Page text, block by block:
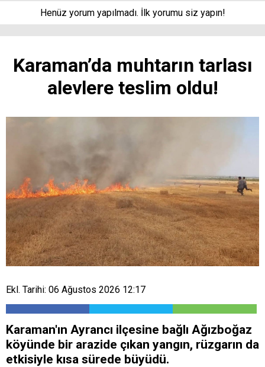
Henüz yorum yapılmadı. İlk yorumu siz yapın!
Karaman’da muhtarın tarlası
alevlere teslim oldu!
Ekl. Tarihi: 06 Ağustos 2026 12:17
Karaman'ın Ayrancı ilçesine bağlı Ağızboğaz
köyünde bir arazide çıkan yangın, rüzgarın da
etkisiyle kısa sürede büyüdü.